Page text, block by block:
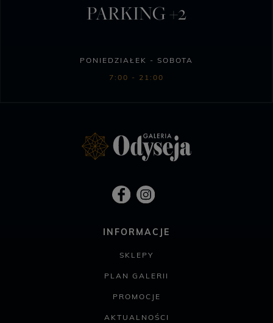
PARKING +2
PONIEDZIAŁEK - SOBOTA
7:00 - 21:00
INFORMACJE
SKLEPY
PLAN GALERII
PROMOCJE
AKTUALNOŚCI